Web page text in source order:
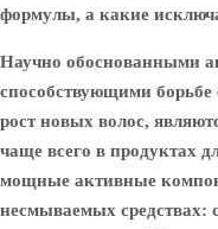
формулы, а какие
Научно обоснованными
способствующими
рост новых волос,
чаще всего в продуктах
мощные активные
несмываемых средствах: